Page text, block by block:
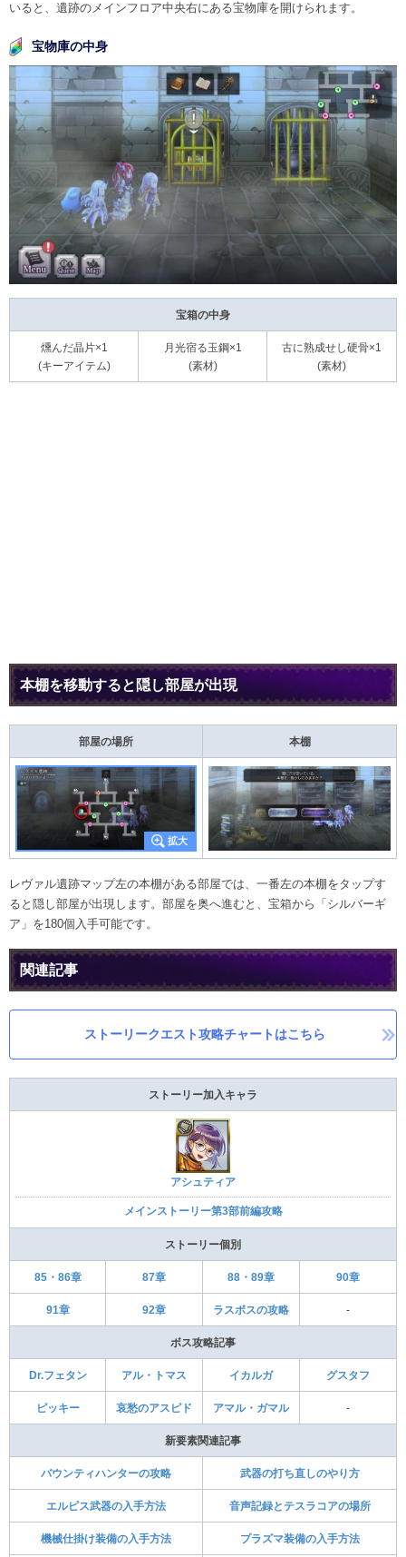
いると、遺跡のメインフロア中央右にある宝物庫を開けられます。
宝物庫の中身
宝箱の中身
燻んだ晶片×1
(キーアイテム)
月光宿る玉鋼×1
(素材)
古に熟成せし硬骨×1
(素材)
本棚を移動すると隠し部屋が出現
部屋の場所 本棚
レヴァル遺跡マップ左の本棚がある部屋では、一番左の本棚をタップす
ると隠し部屋が出現します。部屋を奥へ進むと、宝箱から「シルバーギ
ア」を180個入手可能です。
関連記事
ストーリークエスト攻略チャートはこちら
ストーリー加入キャラ
アシュティア
メインストーリー第3部前編攻略
ストーリー個別
85・86章 87章 88・89章 90章
91章 92章 ラスボスの攻略 -
ボス攻略記事
Dr.フェタン アル・トマス イカルガ グスタフ
ピッキー 哀愁のアスピド アマル・ガマル -
新要素関連記事
バウンティハンターの攻略 武器の打ち直しのやり方
エルピス武器の入手方法 音声記録とテスラコアの場所
機械仕掛け装備の入手方法 プラズマ装備の入手方法